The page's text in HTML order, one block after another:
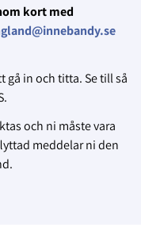
kort med
gå in och titta. Se till så
och ni måste vara
meddelar ni den